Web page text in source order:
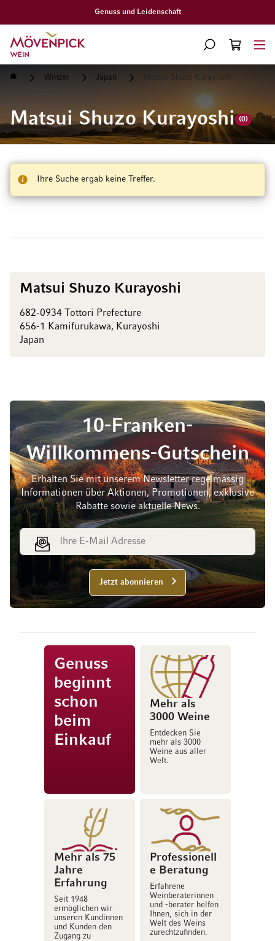
Genuss und Leidenschaft
Zur Startseite
SUCHE
WARENKORB
Startseite Winzer Japan Matsui Shuzo Kurayoshi
Matsui Shuzo Kurayoshi (0)
Ihre Suche ergab keine Treffer.
Matsui Shuzo Kurayoshi
682-0934 Tottori Prefecture
656-1 Kamifurukawa, Kurayoshi
Japan
10-Franken-
Willkommens-Gutschein
Erhalten Sie mit unserem Newsletter regelmässig
Informationen über Aktionen, Promotionen, exklusive
Rabatte sowie aktuelle News.
E-Mail Adresse
Jetzt abonnieren
Genuss
beginnt
schon
beim
Einkauf
Mehr als
3000 Weine
Entdecken Sie
mehr als 3000
Weine aus aller
Welt.
Mehr als 75
Jahre
Erfahrung
Seit 1948
ermöglichen wir
unseren Kundinnen
und Kunden den
Zugang zu
Professionell
e Beratung
Erfahrene
Weinberaterinnen
und -berater helfen
Ihnen, sich in der
Welt des Weins
zurechtzufinden.